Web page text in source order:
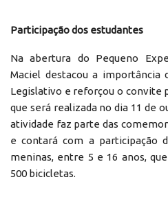
Participação dos estudantes
Na abertura do Pequeno
Maciel destacou a importância
Legislativo e reforçou o convite
que será realizada no dia 11 de
atividade faz parte das
e contará com a participação
meninas, entre 5 e 16 anos,
500 bicicletas.